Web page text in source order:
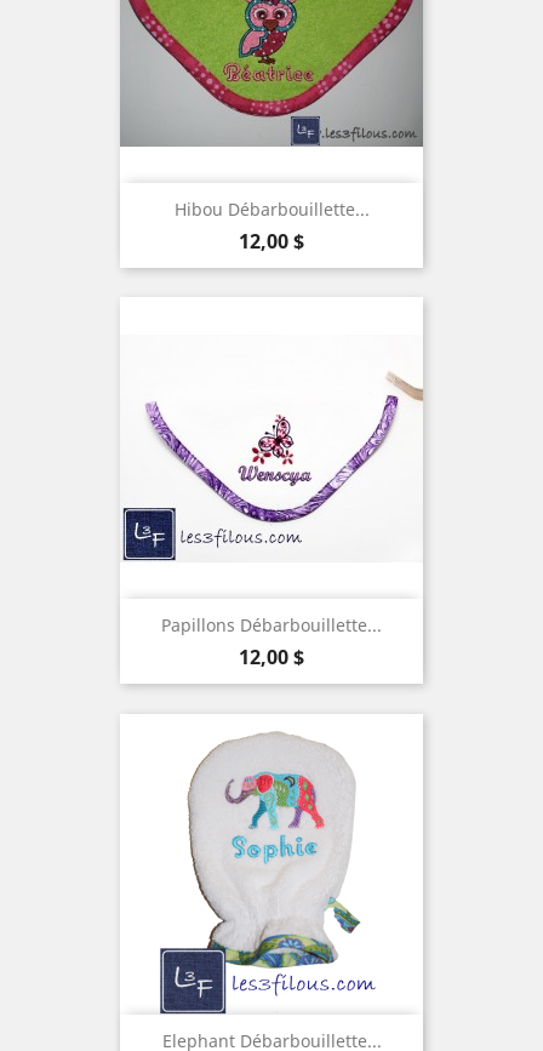
Hibou Débarbouillette...
Prix
12,00 $
Papillons Débarbouillette...
Prix
12,00 $
Elephant Débarbouillette...